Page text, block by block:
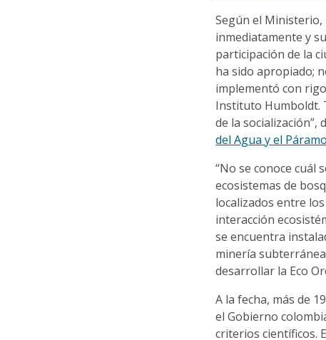
Según el
inmediatamente y
participación de la
ha sido apropiado;
implementó con
Instituto Humboldt.
de la
del Agua y el
“No se conoce cuál
ecosistemas de
localizados entre
interacción
se encuentra
minería
desarrollar la Eco
A la fecha, más de
el Gobierno
criterios científicos.